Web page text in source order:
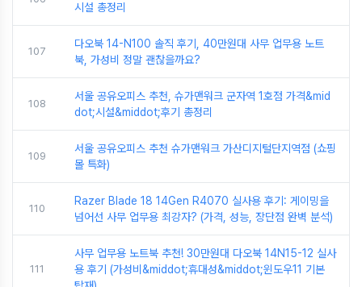
시설 총정리
107
다오북 14-N100 솔직 후기, 40만원대 사무 업무용 노트
북, 가성비 정말 괜찮을까요?
108
서울 공유오피스 추천, 슈가맨워크 군자역 1호점 가격&mid
dot;시설&middot;후기 총정리
109
서울 공유오피스 추천 슈가맨워크 가산디지털단지역점 (쇼핑
몰 특화)
110
Razer Blade 18 14Gen R4070 실사용 후기: 게이밍을
넘어선 사무 업무용 최강자? (가격, 성능, 장단점 완벽 분석)
111
사무 업무용 노트북 추천! 30만원대 다오북 14N15-12 실사
용 후기 (가성비&middot;휴대성&middot;윈도우11 기본